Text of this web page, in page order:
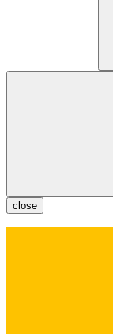
close